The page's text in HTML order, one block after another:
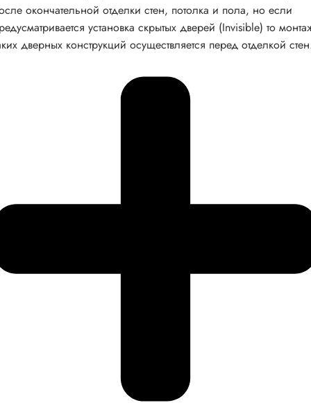
окончательной отделки стен, потолка и пола, но если
установка скрытых дверей (Invisible) то
дверных конструкций осуществляется перед отделкой